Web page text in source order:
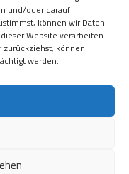
und/oder darauf
können wir Daten
Website verarbeiten.
können
werden.